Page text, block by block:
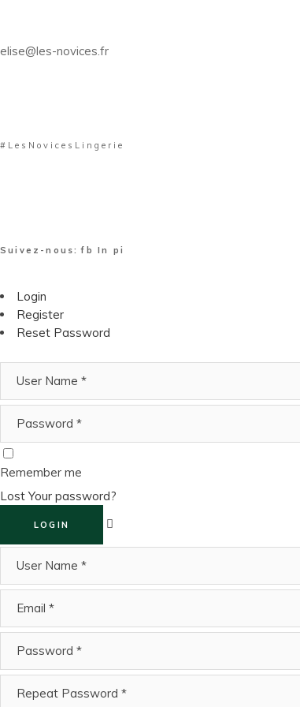
elise@les-novices.fr
#LesNovicesLingerie
Suivez-nous: fbIn pi
Login
Register
Reset Password
Remember me
Lost Your password?
LOGIN